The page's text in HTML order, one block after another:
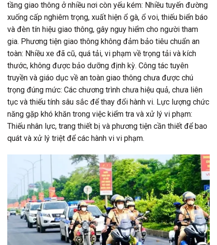
tầng giao thông ở nhiều nơi còn yếu kém: Nhiều tuyến đường
xuống cấp nghiêm trọng, xuất hiện ổ gà, ổ voi, thiếu biển báo
và đèn tín hiệu giao thông, gây nguy hiểm cho người tham
gia. Phương tiện giao thông không đảm bảo tiêu chuẩn an
toàn: Nhiều xe đã cũ, quá tải, vi phạm về trọng tải và kích
thước, không được bảo dưỡng định kỳ. Công tác tuyên
truyền và giáo dục về an toàn giao thông chưa được chú
trọng đúng mức: Các chương trình chưa hiệu quả, chưa liên
tục và thiếu tính sâu sắc để thay đổi hành vi. Lực lượng chức
năng gặp khó khăn trong việc kiểm tra và xử lý vi phạm:
Thiếu nhân lực, trang thiết bị và phương tiện cần thiết để bao
quát và xử lý triệt để các hành vi vi phạm.